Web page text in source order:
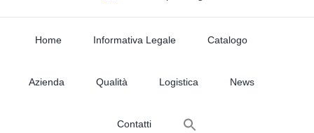
Home Informativa Legale Catalogo
Azienda Qualità Logistica News
Contatti
Search
for: